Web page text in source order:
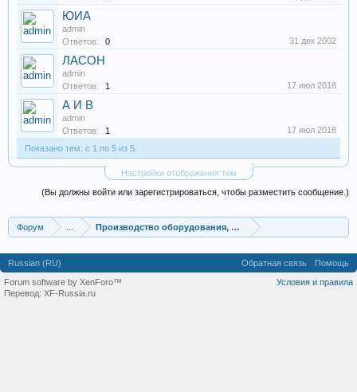
ЮИА
admin
Ответов:
0 31 дек 2002
ЛАСОН
admin
Ответов:
1 17 июл 2018
А И В
admin
Ответов:
1
17 июл 2018
Показано тем: с 1 по 5 из 5.
Настройки отображения тем
(Вы должны войти или зарегистрироваться, чтобы разместить сообщение.)
Форум Производство оборудования, оборудование для произв
Russian (RU) Обратная связь
Помощь
Условия и правила
Forum software by XenForo™
Перевод: XF-Russia.ru